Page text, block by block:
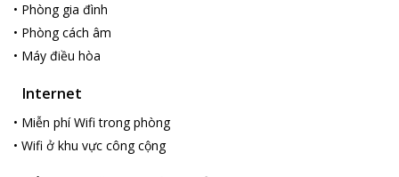
• Phòng gia đình
• Phòng cách âm
• Máy điều hòa
Internet
• Miễn phí Wifi trong phòng
• Wifi ở khu vực công cộng